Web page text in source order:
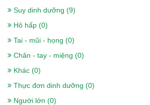
Suy dinh dưỡng (9)
Hô hấp (0)
Tai - mũi - họng (0)
Chân - tay - miệng (0)
Khác (0)
Thực đơn dinh dưỡng (0)
Người lớn (0)